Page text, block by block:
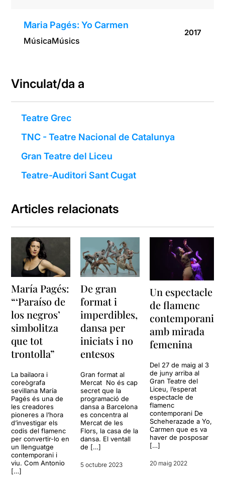
Maria Pagés: Yo Carmen
MúsicaMúsics
2017
Vinculat/da a
Teatre Grec
TNC - Teatre Nacional de Catalunya
Gran Teatre del Liceu
Teatre-Auditori Sant Cugat
Articles relacionats
María Pagés:
“‘Paraíso de
los negros’
simbolitza
que tot
trontolla”
La bailaora i
coreògrafa
sevillana María
Pagés és una de
les creadores
pioneres a l’hora
d’investigar els
codis del flamenc
per convertir-lo en
un llenguatge
contemporani i
viu. Com Antonio
[…]
De gran
format i
imperdibles,
dansa per
iniciats i no
entesos
Gran format al
Mercat No és cap
secret que la
programació de
dansa a Barcelona
es concentra al
Mercat de les
Flors, la casa de la
dansa. El ventall
de […]
5 octubre 2023
Un espectacle
de flamenc
contemporani
amb mirada
femenina
Del 27 de maig al 3
de juny arriba al
Gran Teatre del
Liceu, l’esperat
espectacle de
flamenc
contemporani De
Scheherazade a Yo,
Carmen que es va
haver de posposar
[…]
20 maig 2022